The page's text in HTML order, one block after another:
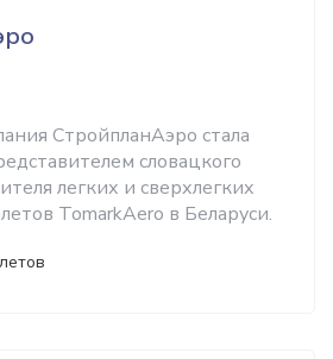
СтройпланАэро стала
словацкого
легких и сверхлегких
TomarkAero в Беларуси.